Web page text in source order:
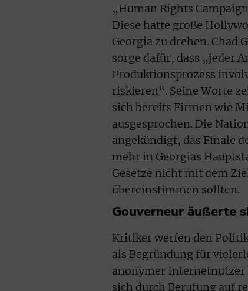
„Human Rights
Diese hatte große
Georgia zu drehen. Chad
sorge dafür, dass „jeder
Produktionsprozess
riskieren“. Seine Worte
sich bereits Firmen wie
ausgesprochen. Die
angekündigt, das Finale
mehr in Georgias
Gesetze nicht mit dem
übereinstimmen sollten.
Gouverneur äußerte
Kritiker werfen den
als Begründung für
anonymer Internetnutzer
sich durch Berufung auf